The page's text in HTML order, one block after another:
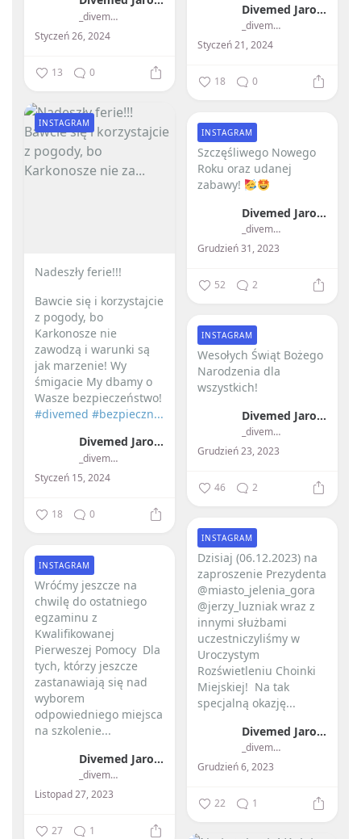
_divemed_
Styczeń 26, 2024
13 0
Divemed Jarosław Przybylski
_divemed_
Styczeń 21, 2024
18 0
Nadeszły ferie!!! ️
Bawcie się i korzystajcie
z pogody, bo
Karkonosze nie
zawodzą i warunki są
jak marzenie!Wy
śmigacie My dbamy o
Wasze bezpieczeństwo!
#divemed #bezpieczn...
Divemed Jarosław Przybylski
_divemed_
Styczeń 15, 2024
INSTAGRAM
18 0
Szczęśliwego Nowego
Roku oraz udanej
zabawy!
Divemed Jarosław Przybylski
_divemed_
Grudzień 31, 2023
INSTAGRAM
52 2
Wesołych Świąt Bożego
Narodzenia dla
wszystkich! ️
Divemed Jarosław Przybylski
_divemed_
Grudzień 23, 2023
INSTAGRAM
46 2
Dzisiaj (06.12.2023) na
zaproszenie Prezydenta
@miasto_jelenia_gora
@jerzy_luzniak wraz z
innymi służbami
uczestniczyliśmy w
Uroczystym
Rozświetleniu Choinki
Miejskiej! ️ Na tak
specjalną okazję...
Divemed Jarosław Przybylski
_divemed_
Grudzień 6, 2023
INSTAGRAM
22 1
Wróćmy jeszcze na
chwilę do ostatniego
egzaminu z
Kwalifikowanej
Pierweszej Pomocy ️ Dla
tych, którzy jeszcze
zastanawiają się nad
wyborem
odpowiedniego miejsca
na szkolenie...
Divemed Jarosław Przybylski
_divemed_
Listopad 27, 2023
INSTAGRAM
27 1